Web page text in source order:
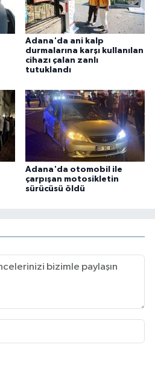
Adana'da ani kalp
durmalarına karşı kullanılan
cihazı çalan zanlı
tutuklandı
Adana'da otomobil ile
çarpışan motosikletin
sürücüsü öldü